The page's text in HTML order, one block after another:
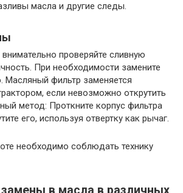
масла и другие следы.
проверяйте сливную
При необходимости замените
Масляный фильтр заменяется
если невозможно открутить
метод: Проткните корпус фильтра
его, используя отвертку как рычаг.
необходимо соблюдать технику
в масла в различных